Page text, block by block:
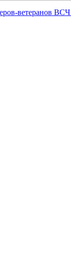
ветеранов